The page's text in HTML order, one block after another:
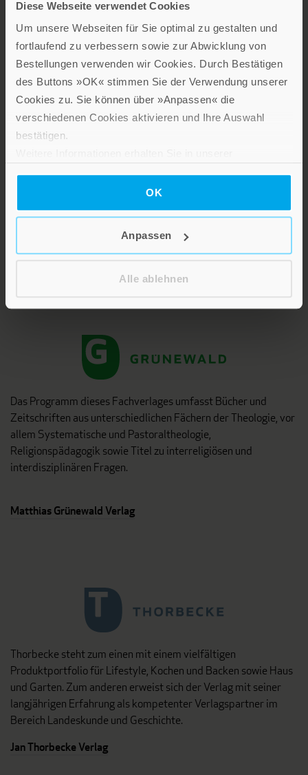
Diese Webseite verwendet Cookies
Um unsere Webseiten für Sie optimal zu gestalten und
fortlaufend zu verbessern sowie zur Abwicklung von
Bestellungen verwenden wir Cookies. Durch Bestätigen
des Buttons »OK« stimmen Sie der Verwendung unserer
Cookies zu. Sie können über »Anpassen« die
verschiedenen Cookies aktivieren und Ihre Auswahl
bestätigen.
OK
Anpassen
Alle ablehnen
Bereichen Psychologie und Lebensgestaltung, Religion und
Patmos Verlag
Geschenke mit wohltuenden Inspirationen. Irische
werden. Grußkarten für Geburtstage, zur Ermutigung, zu Trost
Das Programm dieses Fachverlages umfasst Bücher und
Zeitschriften aus unterschiedlichen Fächern der Theologie, vor
allem Systematische und Pastoraltheologie,
Religionspädagogik sowie Titel zu interreligiösen und
interdisziplinären Fragen.
Matthias Grünewald Verlag
Thorbecke steht zum einen mit einem vielfältigen
Produktportfolio für Lifestyle, Kochen und Backen sowie Haus
und Garten. Zum anderen erweist sich der Verlag mit seiner
langjährigen Erfahrung als kompetenter Verlagspartner im
Bereich Landeskunde und Geschichte.
Jan Thorbecke Verlag